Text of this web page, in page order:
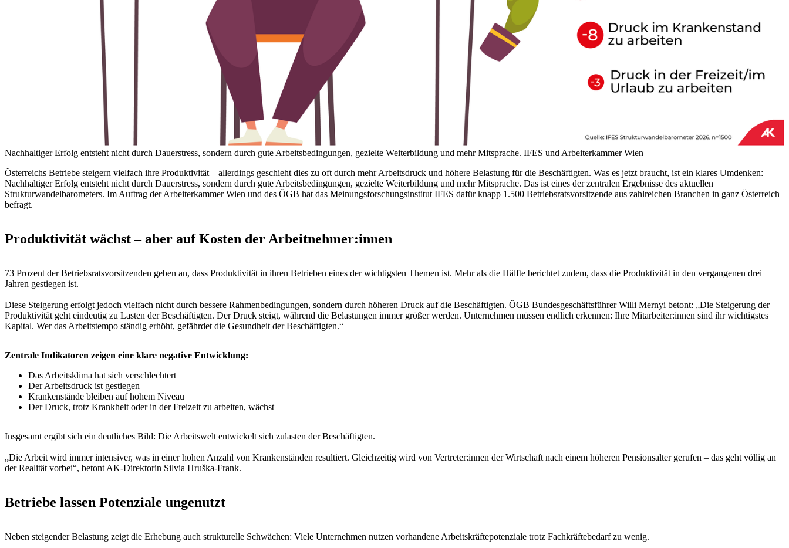
Nachhaltiger Erfolg entsteht nicht durch Dauerstress, sondern durch gute Arbeitsbedingungen, gezielte Weiterbildung und mehr Mitsprache. IFES und Arbeiterkammer Wien
Österreichs Betriebe steigern vielfach ihre Produktivität – allerdings geschieht dies zu oft durch mehr Arbeitsdruck und höhere Belastung für die Beschäftigten. Was es jetzt braucht, ist ein klares Umdenken:
Nachhaltiger Erfolg entsteht nicht durch Dauerstress, sondern durch gute Arbeitsbedingungen, gezielte Weiterbildung und mehr Mitsprache. Das ist eines der zentralen Ergebnisse des aktuellen
Strukturwandelbarometers. Im Auftrag der Arbeiterkammer Wien und des ÖGB hat das Meinungsforschungsinstitut IFES dafür knapp 1.500 Betriebsratsvorsitzende aus zahlreichen Branchen in ganz Österreich
befragt.
Produktivität wächst – aber auf Kosten der Arbeitnehmer:innen
73 Prozent der Betriebsratsvorsitzenden geben an, dass Produktivität in ihren Betrieben eines der wichtigsten Themen ist. Mehr als die Hälfte berichtet zudem, dass die Produktivität in den vergangenen drei
Jahren gestiegen ist.
Diese Steigerung erfolgt jedoch vielfach nicht durch bessere Rahmenbedingungen, sondern durch höheren Druck auf die Beschäftigten. ÖGB Bundesgeschäftsführer Willi Mernyi betont: „Die Steigerung der
Produktivität geht eindeutig zu Lasten der Beschäftigten. Der Druck steigt, während die Belastungen immer größer werden. Unternehmen müssen endlich erkennen: Ihre Mitarbeiter:innen sind ihr wichtigstes
Kapital. Wer das Arbeitstempo ständig erhöht, gefährdet die Gesundheit der Beschäftigten.“
Zentrale Indikatoren zeigen eine klare negative Entwicklung:
Das Arbeitsklima hat sich verschlechtert
Der Arbeitsdruck ist gestiegen
Krankenstände bleiben auf hohem Niveau
Der Druck, trotz Krankheit oder in der Freizeit zu arbeiten, wächst
Insgesamt ergibt sich ein deutliches Bild: Die Arbeitswelt entwickelt sich zulasten der Beschäftigten.
„Die Arbeit wird immer intensiver, was in einer hohen Anzahl von Krankenständen resultiert. Gleichzeitig wird von Vertreter:innen der Wirtschaft nach einem höheren Pensionsalter gerufen – das geht völlig an
der Realität vorbei“, betont AK-Direktorin Silvia Hruška-Frank.
Betriebe lassen Potenziale ungenutzt
Neben steigender Belastung zeigt die Erhebung auch strukturelle Schwächen: Viele Unternehmen nutzen vorhandene Arbeitskräftepotenziale trotz Fachkräftebedarf zu wenig.